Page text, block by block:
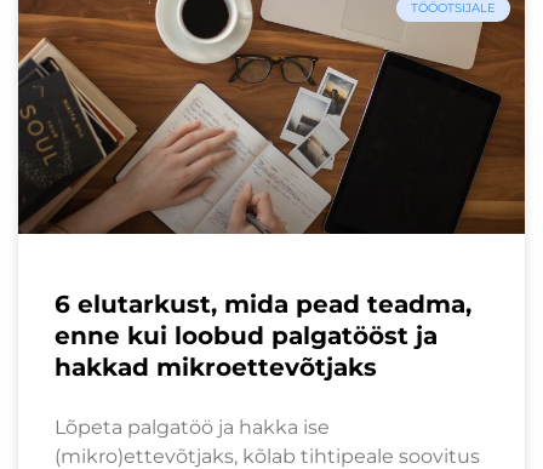
TÖÖOTSIJALE
6 elutarkust, mida pead teadma,
enne kui loobud palgatööst ja
hakkad mikroettevõtjaks
Lõpeta palgatöö ja hakka ise
(mikro)ettevõtjaks, kõlab tihtipeale soovitus